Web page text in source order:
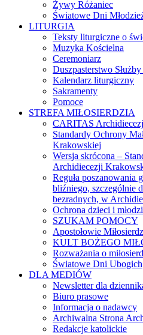
Żywy Różaniec
Światowe Dni
LITURGIA
Teksty liturgiczne o
Muzyka Kościelna
Ceremoniarz
Duszpasterstwo
Kalendarz liturgiczny
Sakramenty
Pomoce
STREFA MIŁOSIERDZIA
CARITAS
Standardy Ochrony
Krakowskiej
Wersja skrócona –
Archidiecezji
Reguła poszanowania
bliźniego, szczególnie
bezradnych, w
Ochrona dzieci i
SZUKAM POMOCY
Apostołowie
KULT BOŻEGO
Rozważania o
Światowe Dni Ubogich
DLA MEDIÓW
Newsletter dla
Biuro prasowe
Informacja o nadawcy
Archiwalna Strona
Redakcje katolickie